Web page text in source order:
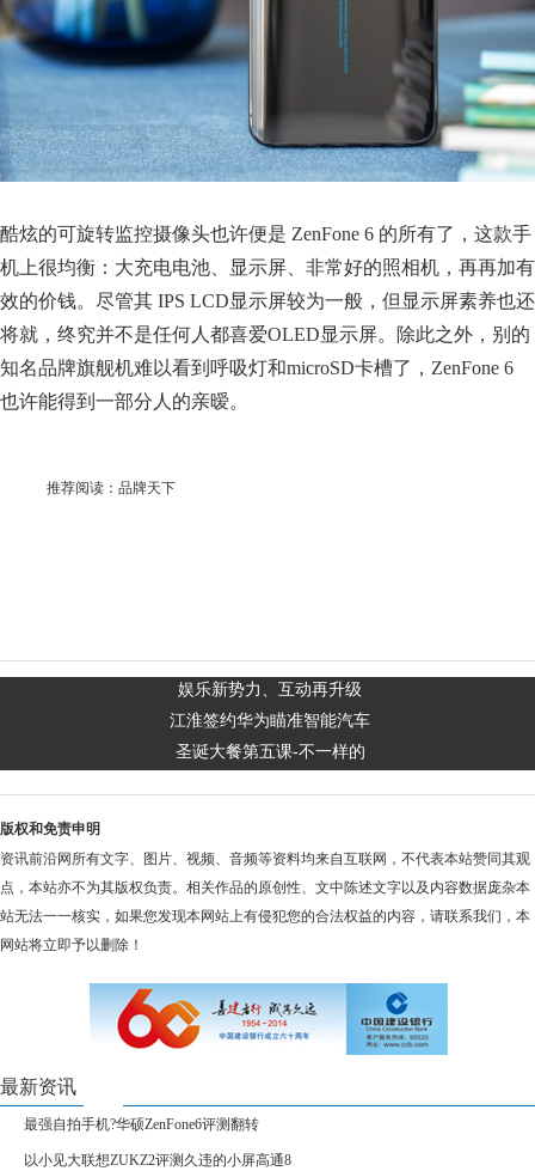
酷炫的可旋转监控摄像头也许便是 ZenFone 6 的所有了，这款手
机上很均衡：大充电电池、显示屏、非常好的照相机，再再加有
效的价钱。尽管其 IPS LCD显示屏较为一般，但显示屏素养也还
将就，终究并不是任何人都喜爱OLED显示屏。除此之外，别的
知名品牌旗舰机难以看到呼吸灯和microSD卡槽了，ZenFone 6
也许能得到一部分人的亲暧。
推荐阅读： 品牌天下
娱乐新势力、互动再升级
江淮签约华为瞄准智能汽车
圣诞大餐第五课-不一样的
版权和免责申明
资讯前沿网所有文字、图片、视频、音频等资料均来自互联网，不代表本站赞同其观
点，本站亦不为其版权负责。相关作品的原创性、文中陈述文字以及内容数据庞杂本
站无法一一核实，如果您发现本网站上有侵犯您的合法权益的内容，请联系我们，本
网站将立即予以删除！
最新资讯
最强自拍手机?华硕ZenFone6评测翻转
以小见大联想ZUKZ2评测久违的小屏高通8